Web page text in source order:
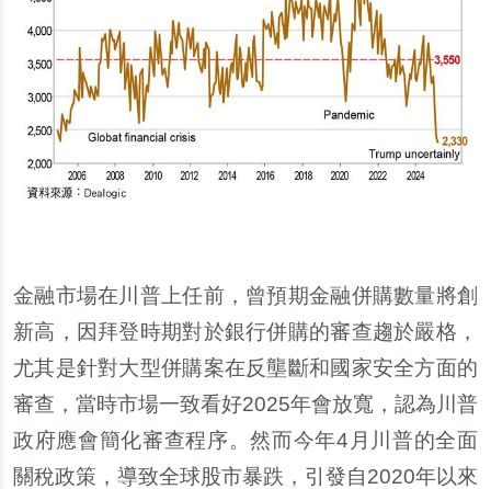
金融市場在川普上任前，曾預期金融併購數量將創
新高，因拜登時期對於銀行併購的審查趨於嚴格，
尤其是針對大型併購案在反壟斷和國家安全方面的
審查，當時市場一致看好2025年會放寬，認為川普
政府應會簡化審查程序。然而今年4月川普的全面
關稅政策，導致全球股市暴跌，引發自2020年以來